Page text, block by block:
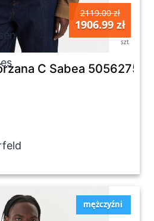
2119.00 zł
1906.99 zł
szt
C Sabea 50562753
mężczyźni